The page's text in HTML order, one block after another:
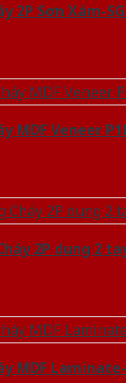
2P Sơn Xám-
MDF Veneer
2P dung 2
MDF Laminate-